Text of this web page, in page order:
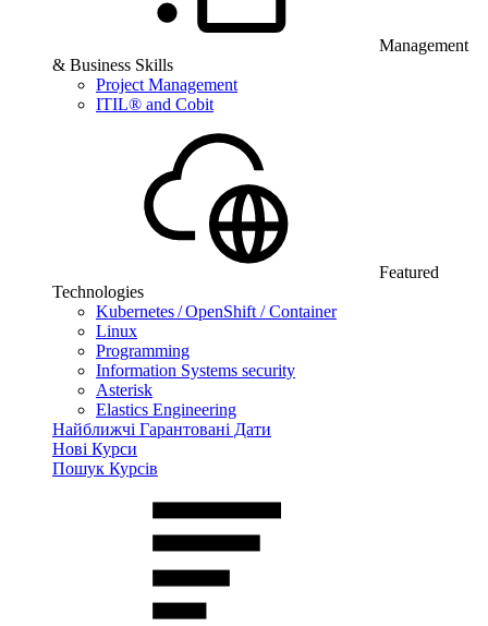
Management
& Business Skills
Project Management
ITIL® and Cobit
Featured
Technologies
Kubernetes / OpenShift / Container
Linux
Programming
Information Systems security
Asterisk
Elastics Engineering
Найближчі Гарантовані Дати
Нові Курси
Пошук Курсів